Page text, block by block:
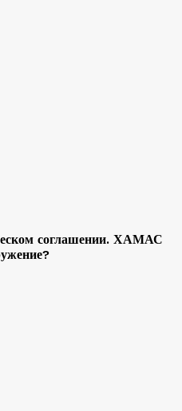
соглашении. ХАМАС